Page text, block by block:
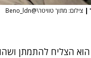
| צילום: מתוך טוויטר\@Beno_ldn
הצליח להתמתן